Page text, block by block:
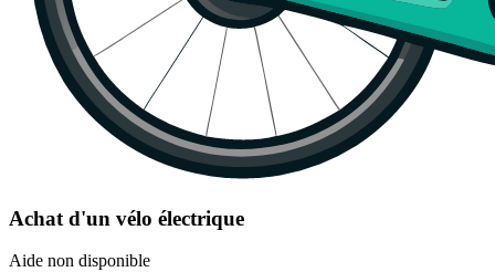
Achat d'un vélo électrique
Aide non disponible